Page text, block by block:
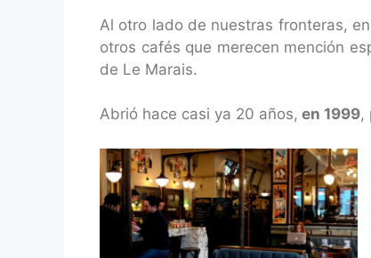
Al otro lado de nuestras fronteras, en
otros cafés que merecen mención
de Le Marais.
Abrió hace casi ya 20 años, en 1999,